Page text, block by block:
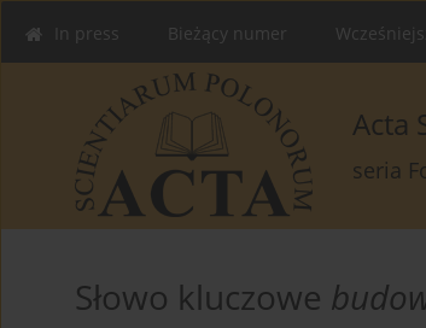
In press Bieżący numer
Acta
seria
Słowo kluczowe